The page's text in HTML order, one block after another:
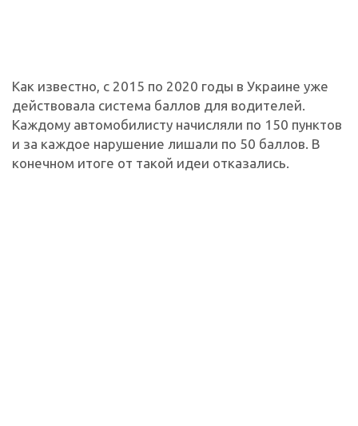
Как известно, с 2015 по 2020 годы в Украине уже
действовала система баллов для водителей.
Каждому автомобилисту начисляли по 150 пунктов
и за каждое нарушение лишали по 50 баллов. В
конечном итоге от такой идеи отказались.